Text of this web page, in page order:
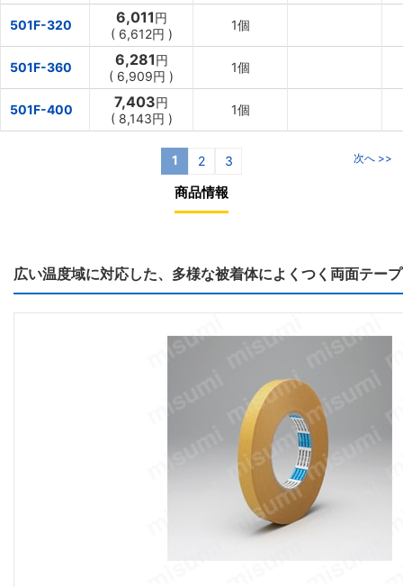
501F-320 6,011円
( 6,612円 )
1個
501F-360 6,281円
( 6,909円 )
1個
501F-400 7,403円
( 8,143円 )
1個
1 2 3 次へ >>
商品情報
広い温度域に対応した、多様な被着体によくつく両面テープ